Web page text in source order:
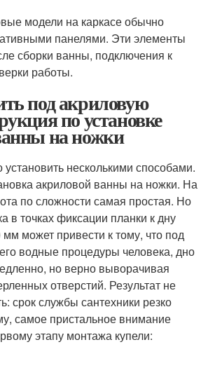
модели на каркасе обычно
панелями. Эти элементы
сборки ванны, подключения к
работы.
под акриловую
по установке
на ножки
несколькими способами.
акриловой ванны на ножки. На
по сложности самая простая. Но
в точках фиксации планки к дну
может привести к тому, что под
водные процедуры человека, дно
но верно выворачивая
отверстий. Результат не
срок службы сантехники резко
самое пристальное внимание
этапу монтажа купели: